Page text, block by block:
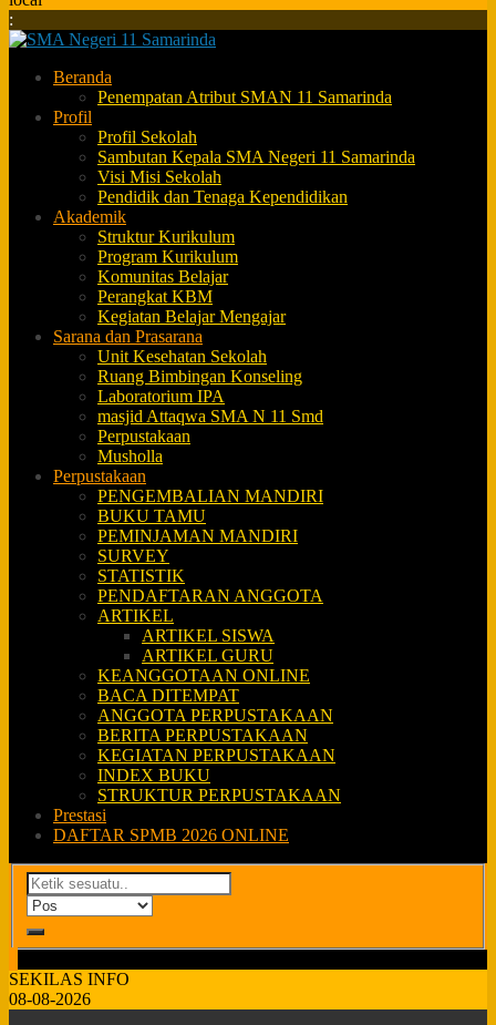
:
Beranda
Penempatan Atribut SMAN 11 Samarinda
Profil
Profil Sekolah
Sambutan Kepala SMA Negeri 11 Samarinda
Visi Misi Sekolah
Pendidik dan Tenaga Kependidikan
Akademik
Struktur Kurikulum
Program Kurikulum
Komunitas Belajar
Perangkat KBM
Kegiatan Belajar Mengajar
Sarana dan Prasarana
Unit Kesehatan Sekolah
Ruang Bimbingan Konseling
Laboratorium IPA
masjid Attaqwa SMA N 11 Smd
Perpustakaan
Musholla
Perpustakaan
PENGEMBALIAN MANDIRI
BUKU TAMU
PEMINJAMAN MANDIRI
SURVEY
STATISTIK
PENDAFTARAN ANGGOTA
ARTIKEL
ARTIKEL SISWA
ARTIKEL GURU
KEANGGOTAAN ONLINE
BACA DITEMPAT
ANGGOTA PERPUSTAKAAN
BERITA PERPUSTAKAAN
KEGIATAN PERPUSTAKAAN
INDEX BUKU
STRUKTUR PERPUSTAKAAN
Prestasi
DAFTAR SPMB 2026 ONLINE
SEKILAS INFO
08-08-2026